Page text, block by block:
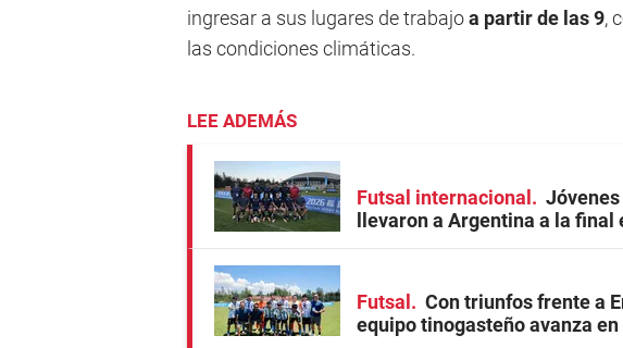
ingresar a sus lugares de trabajoa partir de las 9,
las condiciones climáticas.
LEE ADEMÁS
Futsal internacional
llevaron a Argentina a la final
Futsal
Con triunfos frente a
equipo tinogasteño avanza